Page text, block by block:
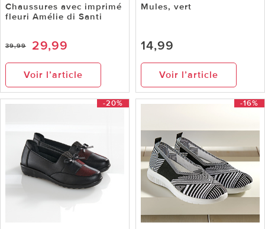
Chaussures avec imprimé
fleuri Amélie di Santi
39,99 29,99
Voir l’article
Mules, vert
14,99
Voir l’article
-20% -16%